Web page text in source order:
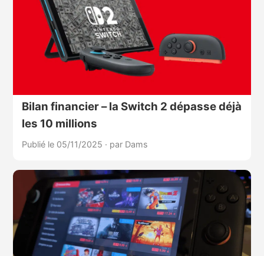
Bilan financier – la Switch 2 dépasse déjà
les 10 millions
Publié le 05/11/2025 · par Dams